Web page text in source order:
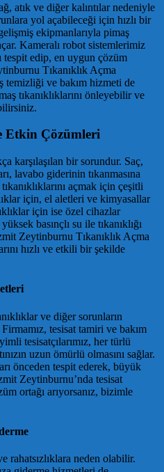
atık ve diğer kalıntılar nedeniyle
yol açabileceği için hızlı bir
ekipmanlarıyla pimaş
Kameralı robot sistemlerimiz
tespit edip, en uygun çözüm
Tıkanıklık Açma
temizliği ve bakım hizmeti de
tıkanıklıklarını önleyebilir ve
Etkin Çözümleri
karşılaşılan bir sorundur. Saç,
lavabo giderinin tıkanmasına
açmak için çeşitli
için, el aletleri ve kimyasallar
için ise özel cihazlar
basınçlı su ile tıkanıklığı
Zeytinburnu Tıkanıklık Açma
hızlı ve etkili bir şekilde
ve diğer sorunların
tesisat tamiri ve bakım
tesisatçılarımız, her türlü
uzun ömürlü olmasını sağlar.
önceden tespit ederek, büyük
Zeytinburnu’nda tesisat
ortağı arıyorsanız, bizimle
rahatsızlıklara neden olabilir.